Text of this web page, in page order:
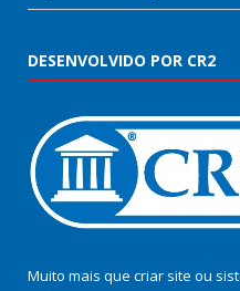
DESENVOLVIDO POR CR2
Muito mais que criar site ou